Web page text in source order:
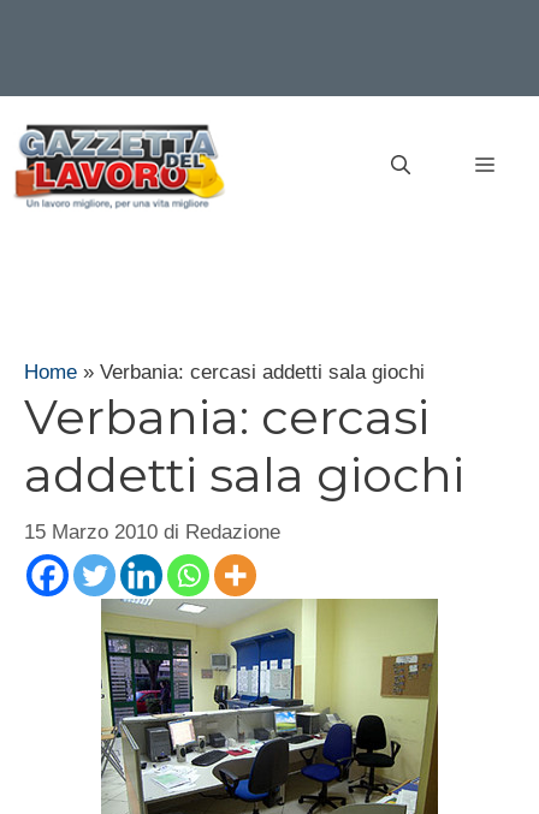
contenuto
Home » Verbania: cercasi addetti sala giochi
Verbania: cercasi
addetti sala giochi
15 Marzo 2010 di Redazione